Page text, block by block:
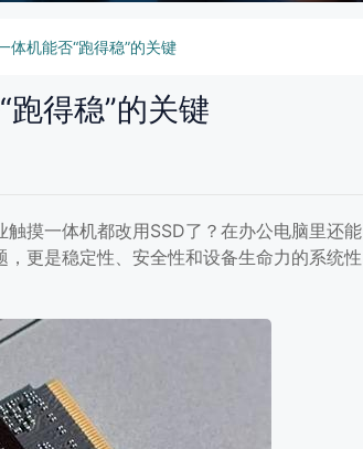
体机能否“跑得稳”的关键
得稳”的关键
摸一体机都改用SSD了？在办公电脑里还能
更是稳定性、安全性和设备生命力的系统性